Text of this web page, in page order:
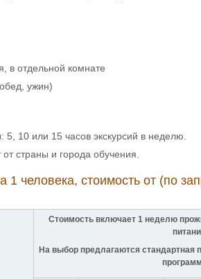
в отдельной комнате
ужин)
10 или 15 часов экскурсий в неделю.
страны и города обучения.
человека, стоимость от (по
Стоимость включает 1 неделю
На выбор предлагаются стандартная